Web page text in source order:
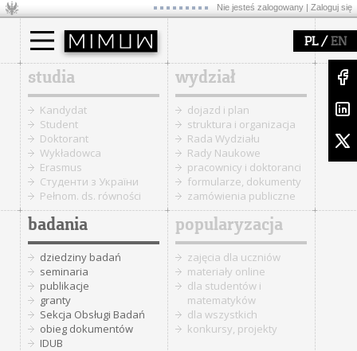
Nie jesteś zalogowany | Zaloguj się
PL/ EN
studia
Kandydat
Student
Doktorant
Wykładowca
Erasmus
Cтуденти з України
Pełnom. ds. równości
wydział
dojazd i plan
struktura i organizacja
Rada Wydziału
Rady Naukowe
pracownicy i doktoranci
formularze, dokumenty
zamówienia publiczne
badania
dziedziny badań
seminaria
publikacje
granty
Sekcja Obsługi Badań
obieg dokumentów
IDUB
popularyzacja
zajęcia dla uczniów
materiały online
dla studentów i
matematyków
dla wszystkich
konkursy, projekty